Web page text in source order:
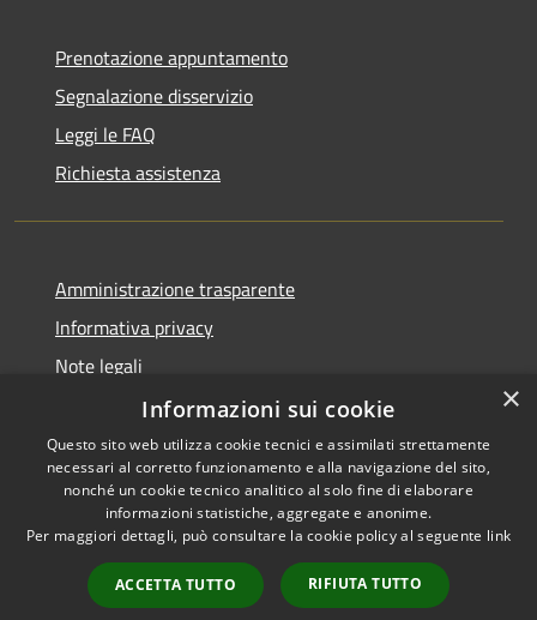
Prenotazione appuntamento
Segnalazione disservizio
Leggi le FAQ
Richiesta assistenza
Amministrazione trasparente
Informativa privacy
Note legali
Dichiarazione di accessibilità
RSS
Accessibilità
Copyright © 2026 • Città di
Municipium•
Accesso
redazione
×
Informazioni sui cookie
Questo sito web utilizza cookie tecnici e assimilati strettamente
necessari al corretto funzionamento e alla navigazione del sito,
nonché un cookie tecnico analitico al solo fine di elaborare
informazioni statistiche, aggregate e anonime.
Per maggiori dettagli, può consultare la cookie policy al seguente link
ACCETTA TUTTO RIFIUTA TUTTO